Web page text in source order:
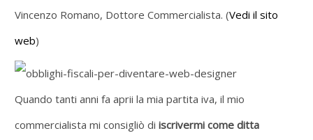
Vincenzo Romano, Dottore Commercialista. (Vedi il sito
web)
Quando tanti anni fa aprii la mia partita iva, il mio
commercialista mi consigliò di iscrivermi come ditta